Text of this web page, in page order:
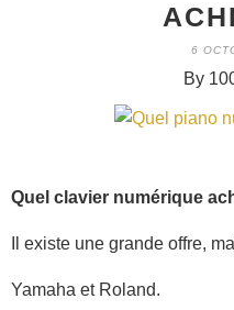
6
By
Quel clavier numérique
Il existe une grande offre,
Yamaha et Roland.